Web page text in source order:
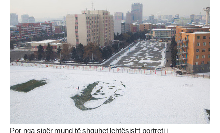
Por nga sipër mund të shquhet lehtësisht portreti i